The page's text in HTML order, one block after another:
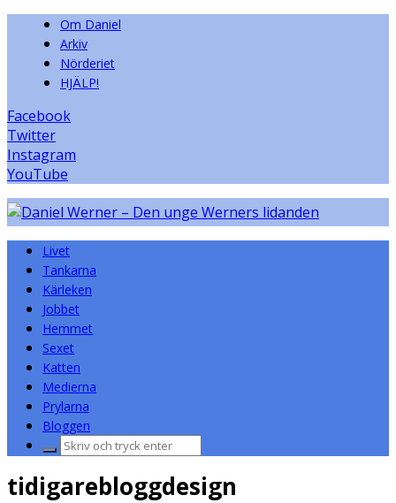
Om Daniel
Arkiv
Nörderiet
HJÄLP!
Facebook
Twitter
Instagram
YouTube
Livet
Tankarna
Kärleken
Jobbet
Hemmet
Sexet
Katten
Medierna
Prylarna
Bloggen
Sök
tidigarebloggdesign